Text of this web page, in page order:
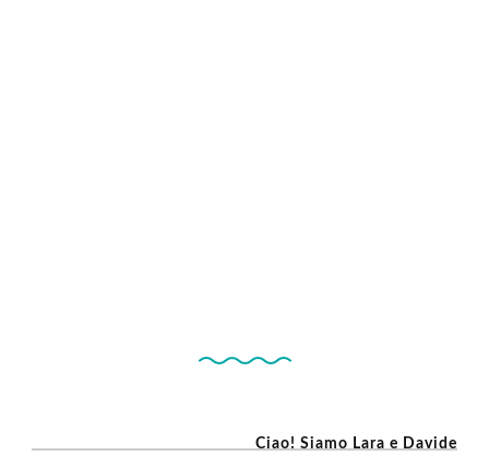
Ciao! Siamo Lara e Davide